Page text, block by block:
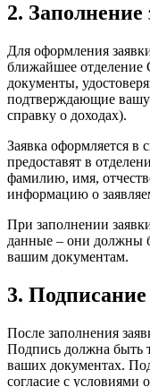
2. Заполнение
Для оформления
ближайшее отделение
документы,
подтверждающие вашу
справку о доходах).
Заявка оформляется в
предоставят в
фамилию, имя,
информацию о
При заполнении
данные – они должны
вашим документам.
3.
После заполнения
Подпись должна быть
ваших документах.
согласие с условиями